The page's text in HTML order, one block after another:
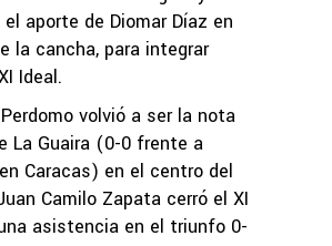
aporte de Diomar Díaz en
la cancha, para integrar
Ideal.
volvió a ser la nota
La Guaira (0-0 frente a
Caracas) en el centro del
Camilo Zapata cerró el XI
asistencia en el triunfo 0-